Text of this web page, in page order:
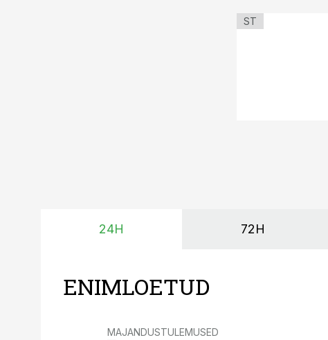
ST
24H 72H
ENIMLOETUD
MAJANDUSTULEMUSED